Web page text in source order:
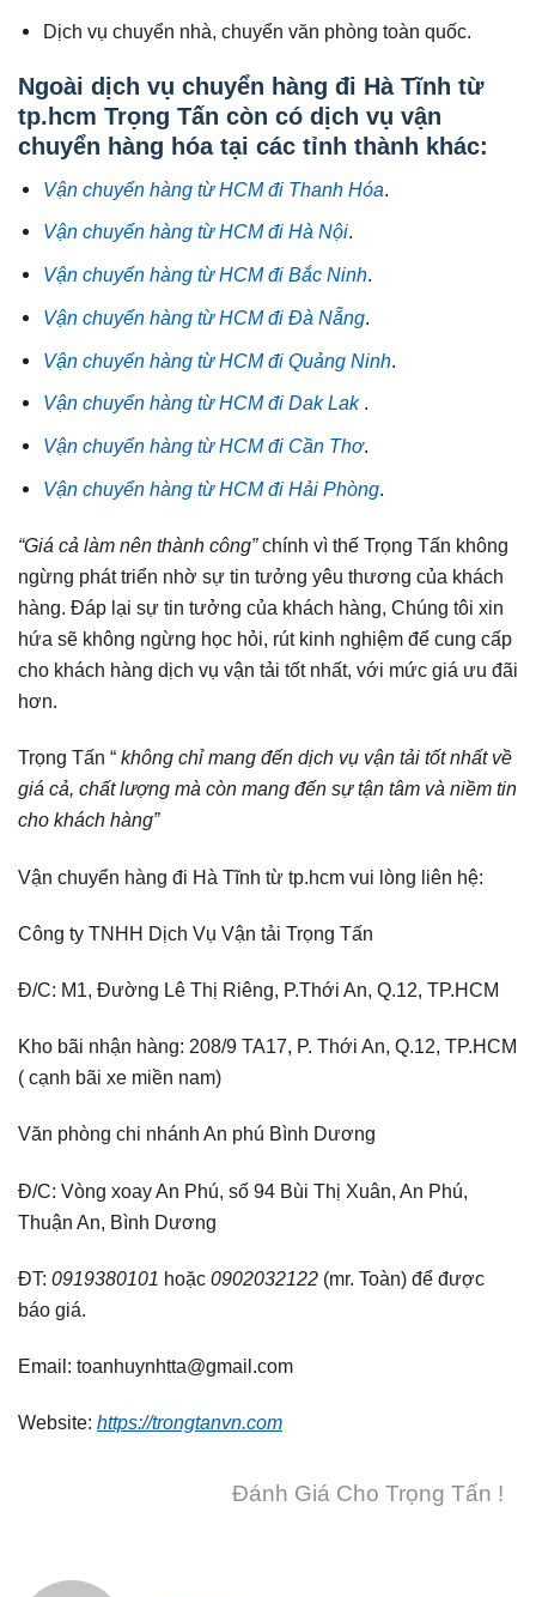
Dịch vụ chuyển nhà, chuyển văn phòng toàn quốc.
Ngoài dịch vụ chuyển hàng đi Hà Tĩnh từ
tp.hcm Trọng Tấn còn có dịch vụ vận
chuyển hàng hóa tại các tỉnh thành khác:
Vận chuyển hàng từ HCM đi Thanh Hóa
Vận chuyển hàng từ HCM đi Hà Nội.
Vận chuyển hàng từ HCM đi Bắc Ninh.
Vận chuyển hàng từ HCM đi Đà Nẵng.
Vận chuyển hàng từ HCM đi Quảng Ninh.
Vận chuyển hàng từ HCM đi Dak Lak .
Vận chuyển hàng từ HCM đi Cần Thơ.
Vận chuyển hàng từ HCM đi Hải Phòng.
“Giá cả làm nên thành công”chính vì thế Trọng Tấn không
ngừng phát triển nhờ sự tin tưởng yêu thương của khách
hàng. Đáp lại sự tin tưởng của khách hàng, Chúng tôi xin
hứa sẽ không ngừng học hỏi, rút kinh nghiệm để cung cấp
cho khách hàng dịch vụ vận tải tốt nhất, với mức giá ưu đãi
hơn.
Trọng Tấn “ không chỉ mang đến dịch vụ vận tải tốt nhất về
giá cả, chất lượng mà còn mang đến sự tận tâm và niềm tin
cho khách hàng”
Vận chuyển hàng đi Hà Tĩnh từ tp.hcm vui lòng liên hệ:
Công ty TNHH Dịch Vụ Vận tải Trọng Tấn
Đ/C: M1, Đường Lê Thị Riêng, P.Thới An, Q.12, TP.HCM
Kho bãi nhận hàng: 208/9 TA17, P. Thới An, Q.12, TP.HCM
( cạnh bãi xe miền nam)
Văn phòng chi nhánh An phú Bình Dương
Đ/C: Vòng xoay An Phú, số 94 Bùi Thị Xuân, An Phú,
Thuận An, Bình Dương
ĐT: 0919380101 hoặc 0902032122 (mr. Toàn) để được
báo giá.
Email: toanhuynhtta@gmail.com
Website: https://trongtanvn.com
Đánh Giá Cho Trọng Tấn !